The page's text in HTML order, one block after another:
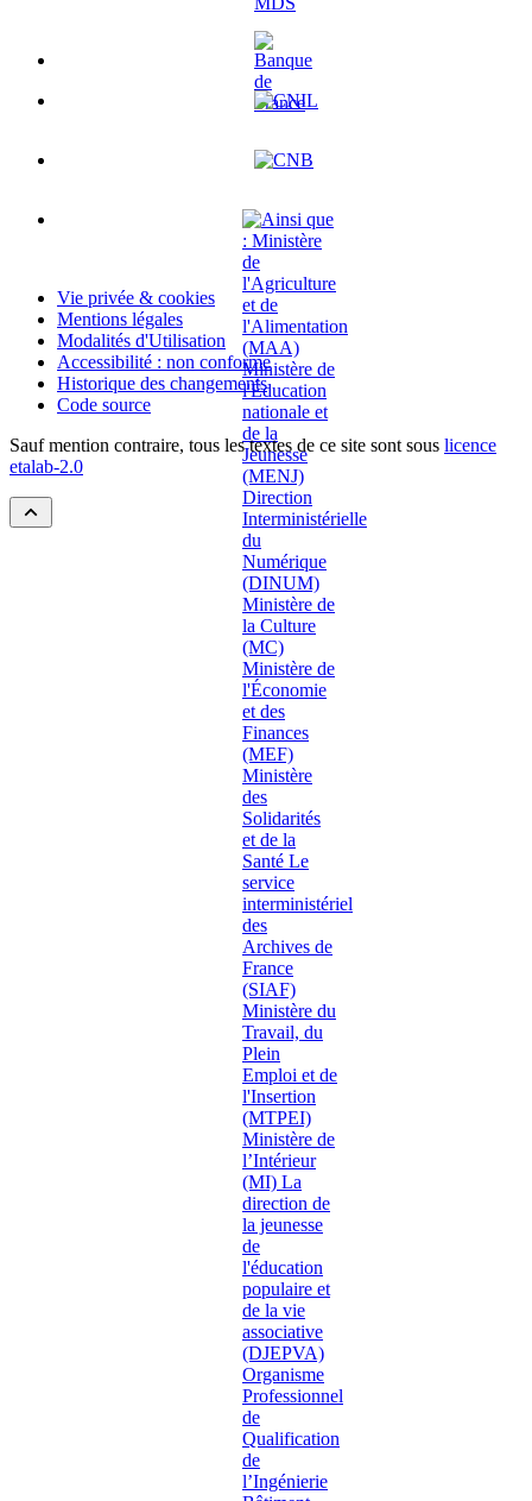
Vie privée & cookies
Mentions légales
Modalités d'Utilisation
Accessibilité : non conforme
Historique des changements
Code source
Sauf mention contraire, tous les textes de ce site sont sous licence
etalab-2.0